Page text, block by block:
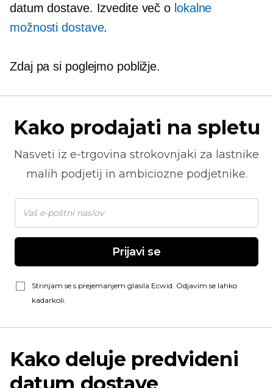
datum dostave. Izvedite več o lokalne
možnosti dostave.
Zdaj pa si poglejmo pobližje.
Kako prodajati na spletu
Nasveti iz e-trgovina strokovnjaki za lastnike
malih podjetij in ambiciozne podjetnike.
Prijavi se
Strinjam se s prejemanjem glasila Ecwid. Odjavim se lahko
kadarkoli.
Kako deluje predvideni